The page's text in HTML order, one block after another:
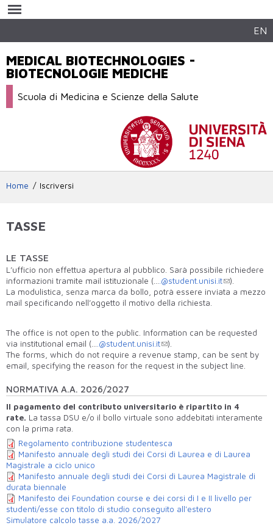
contenuto
EN
MEDICAL BIOTECHNOLOGIES -
BIOTECNOLOGIE MEDICHE
Scuola di Medicina e Scienze della Salute
Home Iscriversi
TASSE
LE TASSE
L’ufficio non effettua apertura al pubblico. Sarà possibile richiedere
informazioni tramite mail istituzionale (…
.@student.unisi.it
).
La modulistica, senza marca da bollo, potrà essere inviata a mezzo
mail specificando nell’oggetto il motivo della richiesta.
The office is not open to the public. Information can be requested
via institutional email (…
.@student.unisi.it
).
The forms, which do not require a revenue stamp, can be sent by
email, specifying the reason for the request in the subject line.
NORMATIVA A.A. 2026/2027
Il pagamento del contributo universitario è ripartito in 4
rate. La tassa DSU e/o il bollo virtuale sono addebitati interamente
con la prima rata.
Regolamento contribuzione studentesca
Manifesto annuale degli studi dei Corsi di Laurea e di Laurea
Magistrale a ciclo unico
Manifesto annuale degli studi dei Corsi di Laurea Magistrale di
durata biennale
Manifesto dei Foundation course e dei corsi di I e II livello per
studenti/esse con titolo di studio conseguito all'estero
Simulatore calcolo tasse a.a. 2026/2027